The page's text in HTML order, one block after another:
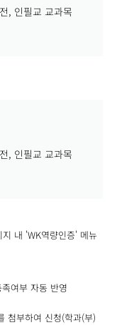
, 인필교 교과목
, 인필교 교과목
내 'WK역량인증' 메뉴
여부 자동 반영
첨부하여 신청(학과(부)